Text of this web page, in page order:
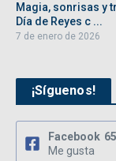
Magia, sonrisas y
Día de Reyes c ...
7 de enero de 2026
¡Síguenos!
Facebook
Me gusta